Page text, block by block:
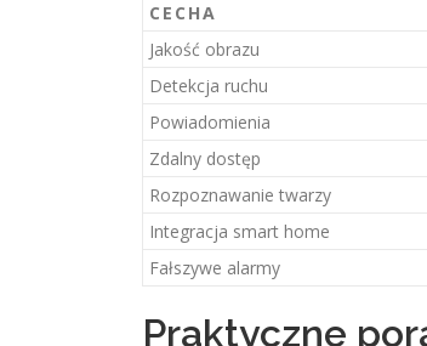
CECHA
Jakość obrazu
Detekcja ruchu
Powiadomienia
Zdalny dostęp
Rozpoznawanie twarzy
Integracja smart home
Fałszywe alarmy
Praktyczne